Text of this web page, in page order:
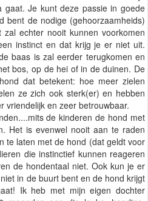
gaat. Je kunt deze passie in goede
bent de nodige (gehoorzaamheids)
echter nooit kunnen voorkomen
instinct en dat krijg je er niet uit.
baas is zal eerder terugkomen en
bos, op de hei of in de duinen. De
dat betekent: hoe meer zielen
ze zich ook sterk(er) en hebben
vriendelijk en zeer betrouwbaar.
de kinderen de hond met
Het is evenwel nooit aan te raden
te laten met de hond (dat geldt voor
die instinctief kunnen reageren
de hondentaal niet. Ook kun je er
in de buurt bent en de hond krijgt
Ik heb met mijn eigen dochter